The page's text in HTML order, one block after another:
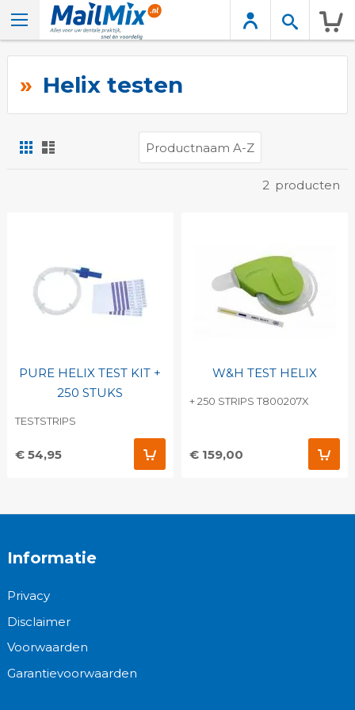
Helix testen
Foto-
tabel
2 producten
PURE HELIX TEST KIT +
250 STUKS
TESTSTRIPS
€ 54,95
W&H TEST HELIX
+ 250 STRIPS T800207X
€ 159,00
Informatie
Privacy
Disclaimer
Voorwaarden
Garantievoorwaarden